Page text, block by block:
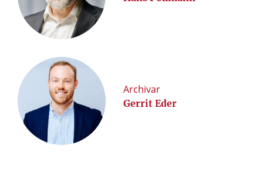
Archivar
Gerrit Eder